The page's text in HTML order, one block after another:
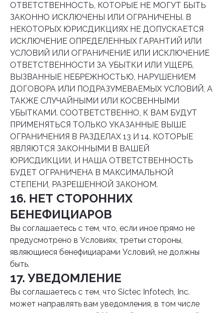
ОТВЕТСТВЕННОСТЬ, КОТОРЫЕ НЕ МОГУТ БЫТЬ
ЗАКОННО ИСКЛЮЧЕНЫ ИЛИ ОГРАНИЧЕНЫ. В
НЕКОТОРЫХ ЮРИСДИКЦИЯХ НЕ ДОПУСКАЕТСЯ
ИСКЛЮЧЕНИЕ ОПРЕДЕЛЕННЫХ ГАРАНТИЙ ИЛИ
УСЛОВИЙ ИЛИ ОГРАНИЧЕНИЕ ИЛИ ИСКЛЮЧЕНИЕ
ОТВЕТСТВЕННОСТИ ЗА УБЫТКИ ИЛИ УЩЕРБ,
ВЫЗВАННЫЕ НЕБРЕЖНОСТЬЮ, НАРУШЕНИЕМ
ДОГОВОРА ИЛИ ПОДРАЗУМЕВАЕМЫХ УСЛОВИЙ, А
ТАКЖЕ СЛУЧАЙНЫМИ ИЛИ КОСВЕННЫМИ
УБЫТКАМИ. СООТВЕТСТВЕННО, К ВАМ БУДУТ
ПРИМЕНЯТЬСЯ ТОЛЬКО УКАЗАННЫЕ ВЫШЕ
ОГРАНИЧЕНИЯ В РАЗДЕЛАХ 13 И 14, КОТОРЫЕ
ЯВЛЯЮТСЯ ЗАКОННЫМИ В ВАШЕЙ
ЮРИСДИКЦИИ, И НАША ОТВЕТСТВЕННОСТЬ
БУДЕТ ОГРАНИЧЕНА В МАКСИМАЛЬНОЙ
СТЕПЕНИ, РАЗРЕШЕННОЙ ЗАКОНОМ.
16. НЕТ СТОРОННИХ
БЕНЕФИЦИАРОВ
Вы соглашаетесь с тем, что, если иное прямо не
предусмотрено в Условиях, третьи стороны,
являющиеся бенефициарами Условий, не должны
быть.
17. УВЕДОМЛЕНИЕ
Вы соглашаетесь с тем, что Sictec Infotech, Inc.
может направлять вам уведомления, в том числе